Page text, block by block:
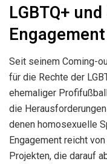
LGBTQ+
Engagement
Seit seinem Coming-
für die Rechte der
ehemaliger
die
denen homosexuelle
Engagement reicht
Projekten, die darauf